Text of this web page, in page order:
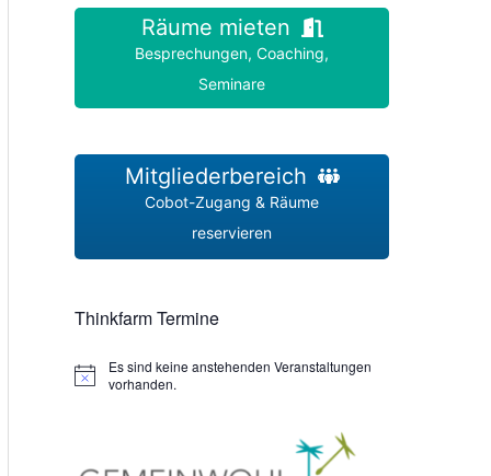
Räume mieten
Besprechungen, Coaching,
Seminare
Mitgliederbereich
Cobot-Zugang & Räume
reservieren
Thinkfarm Termine
H
Es sind keine anstehenden Veranstaltungen
vorhanden.